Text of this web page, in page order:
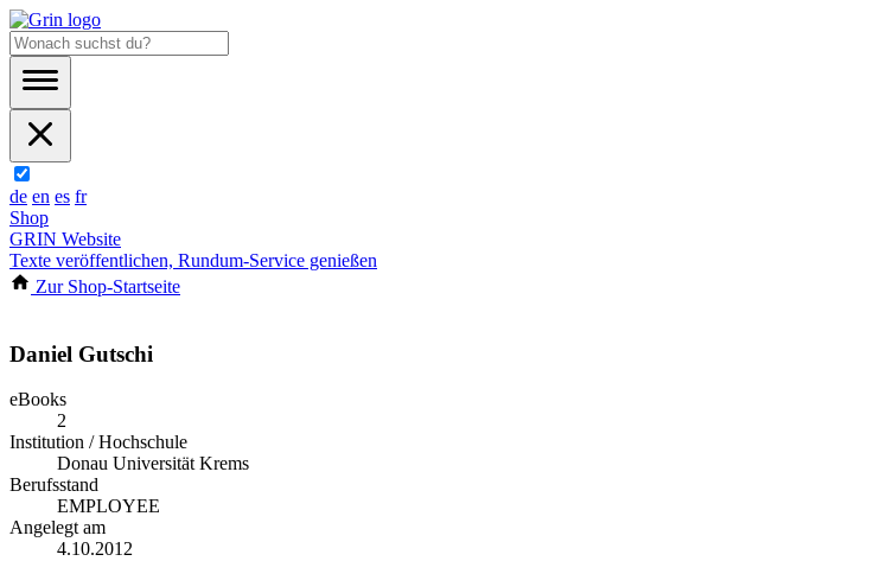
de en es fr
Shop
GRIN Website
Texte veröffentlichen, Rundum-Service genießen
Zur Shop-Startseite
Daniel Gutschi
eBooks
2
Institution / Hochschule
Donau Universität Krems
Berufsstand
EMPLOYEE
Angelegt am
4.10.2012